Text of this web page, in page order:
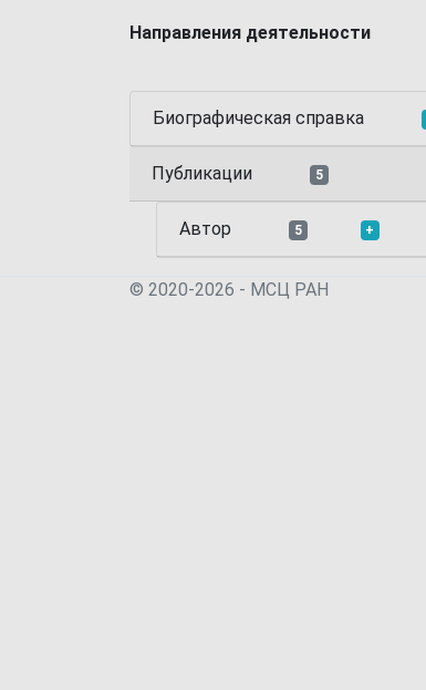
Направления деятельности
Биографическая справка
Публикации 5
Автор 5 +
© 2020-2026 - МСЦ РАН